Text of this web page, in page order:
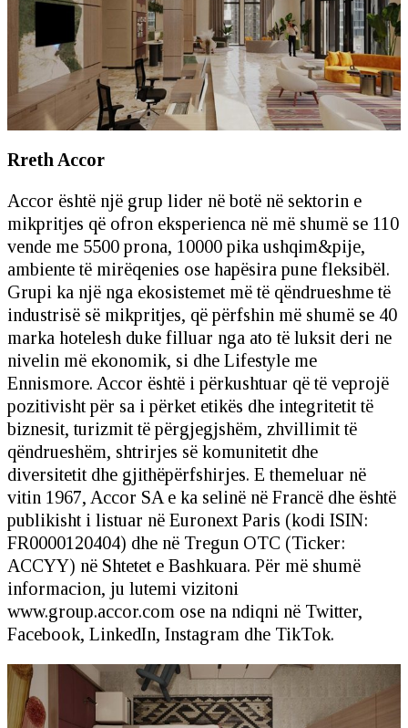
Rreth Accor
Accor është një grup lider në botë në sektorin e
mikpritjes që ofron eksperienca në më shumë se 110
vende me 5500 prona, 10000 pika ushqim&pije,
ambiente të mirëqenies ose hapësira pune fleksibël.
Grupi ka një nga ekosistemet më të qëndrueshme të
industrisë së mikpritjes, që përfshin më shumë se 40
marka hotelesh duke filluar nga ato të luksit deri ne
nivelin më ekonomik, si dhe Lifestyle me
Ennismore. Accor është i përkushtuar që të veprojë
pozitivisht për sa i përket etikës dhe integritetit të
biznesit, turizmit të përgjegjshëm, zhvillimit të
qëndrueshëm, shtrirjes së komunitetit dhe
diversitetit dhe gjithëpërfshirjes. E themeluar në
vitin 1967, Accor SA e ka selinë në Francë dhe është
publikisht i listuar në Euronext Paris (kodi ISIN:
FR0000120404) dhe në Tregun OTC (Ticker:
ACCYY) në Shtetet e Bashkuara. Për më shumë
informacion, ju lutemi vizitoni
www.group.accor.com ose na ndiqni në Twitter,
Facebook, LinkedIn, Instagram dhe TikTok.